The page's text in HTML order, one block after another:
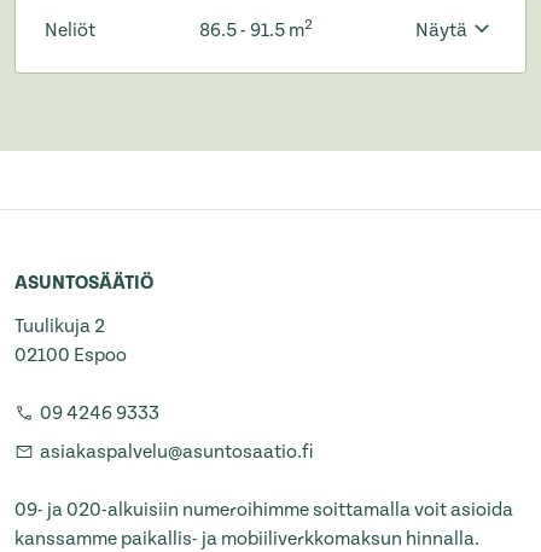
Neliöt 86.5 - 91.5 m2 Näytä
ASUNTOSÄÄTIÖ
Tuulikuja 2
02100 Espoo
09 4246 9333
asiakaspalvelu@asuntosaatio.fi
09- ja 020-alkuisiin numeroihimme soittamalla voit asioida
kanssamme paikallis- ja mobiiliverkkomaksun hinnalla.